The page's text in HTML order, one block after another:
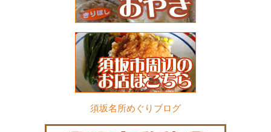
須坂名所めぐりブログ